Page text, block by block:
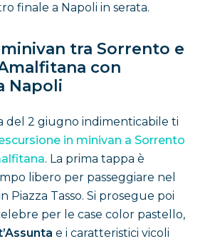
finale a Napoli in serata.
tra Sorrento e
con
Napoli
del 2 giugno indimenticabile ti
in minivan a Sorrento
. La prima tappa è
libero per passeggiare nel
Piazza Tasso. Si prosegue poi
per le case color pastello,
e i caratteristici vicoli